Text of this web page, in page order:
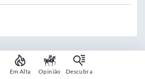
Urbanos recebem
Em Alta Opinião Descubra